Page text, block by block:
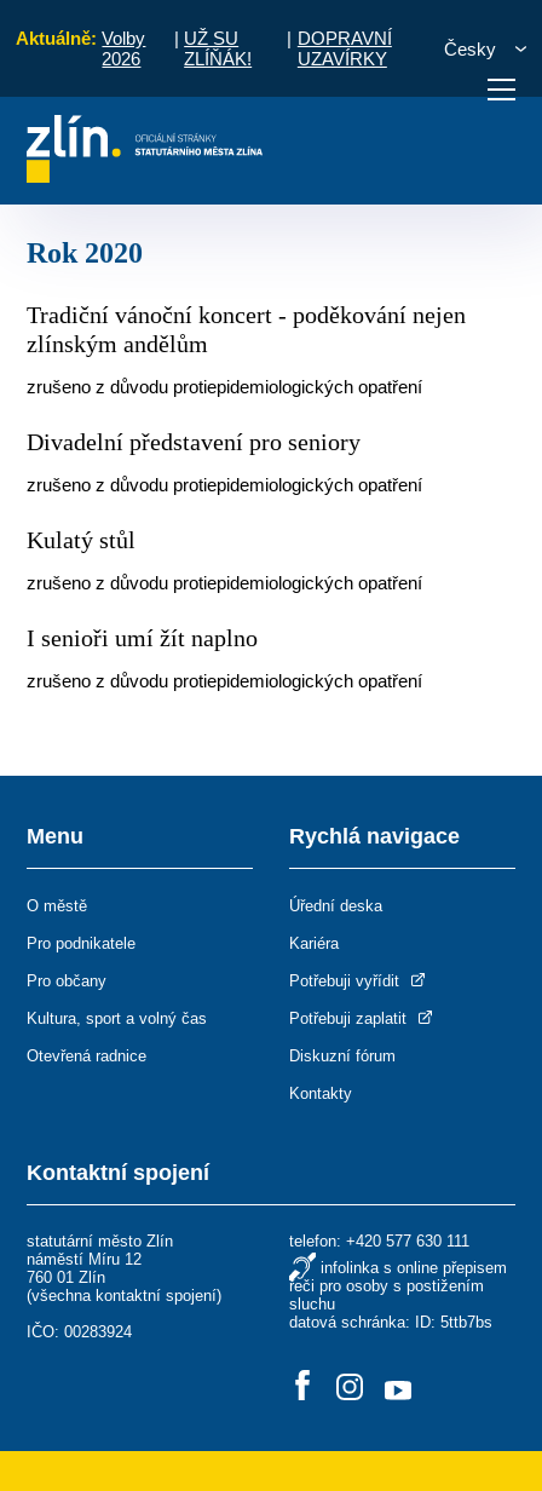
Aktuálně: Volby
2026
| UŽ SU
ZLÍŇÁK!
| DOPRAVNÍ
UZAVÍRKY
Česky
vyřídit
Rok 2020
Tradiční vánoční koncert - poděkování nejen
zlínským andělům
zrušeno z důvodu protiepidemiologických opatření
Divadelní představení pro seniory
zrušeno z důvodu protiepidemiologických opatření
Kulatý stůl
zrušeno z důvodu protiepidemiologických opatření
I senioři umí žít naplno
zrušeno z důvodu protiepidemiologických opatření
Kontaktní spojení
statutární město Zlín
náměstí Míru 12
760 01 Zlín
(všechna kontaktní spojení)
IČO: 00283924
telefon: +420 577 630 111
infolinka s online přepisem
řeči pro osoby s postižením
sluchu
datová schránka: ID: 5ttb7bs
Menu
O městě
Pro podnikatele
Pro občany
Kultura, sport a volný čas
Otevřená radnice
Rychlá navigace
Úřední deska
Kariéra
Potřebuji vyřídit
Potřebuji zaplatit
Diskuzní fórum
Kontakty